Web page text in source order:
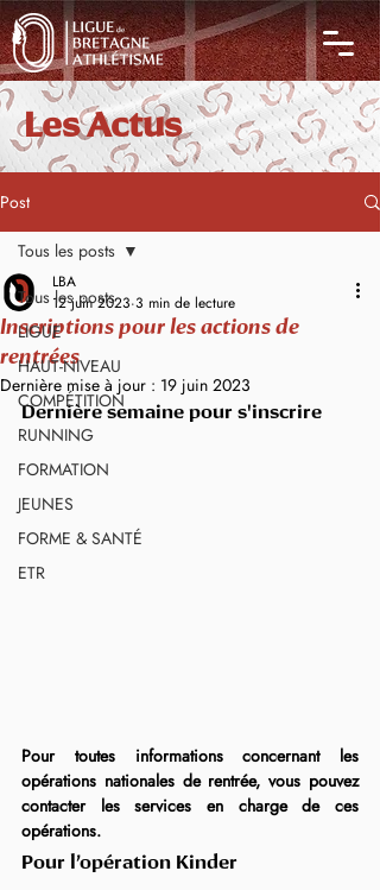
Les Actus
Post
Tous les posts
LIGUE
HAUT-NIVEAU
COMPÉTITION
RUNNING
FORMATION
JEUNES
FORME & SANTÉ
ETR
Tous les posts
Inscriptions pour les actions de
rentrées
LBA
12 juin 2023 3 min de lecture
Dernière mise à jour : 19 juin 2023
Dernière semaine pour s'inscrire
Pour toutes informations concernant les
opérations nationales de rentrée, vous pouvez
contacter les services en charge de ces
opérations.
Pour l’opération Kinder